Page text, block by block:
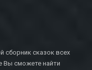
сборник сказок всех
Вы сможете найти